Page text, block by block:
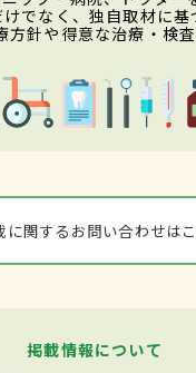
でなく、独自取材に基
方針や得意な治療・検査
に関するお問い合わせは
掲載情報について